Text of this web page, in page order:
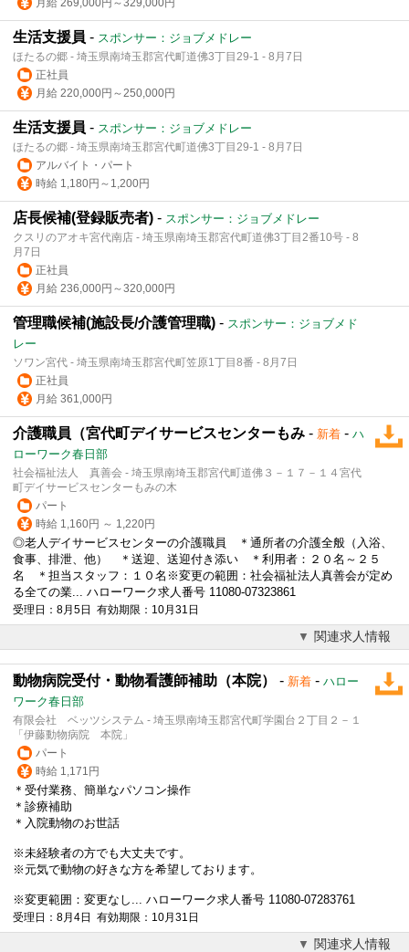
月給 269,000円～329,000円
生活支援員 - スポンサー：ジョブメドレー
ほたるの郷 - 埼玉県南埼玉郡宮代町道佛3丁目29-1 - 8月7日
正社員
月給 220,000円～250,000円
生活支援員 - スポンサー：ジョブメドレー
ほたるの郷 - 埼玉県南埼玉郡宮代町道佛3丁目29-1 - 8月7日
アルバイト・パート
時給 1,180円～1,200円
店長候補(登録販売者) - スポンサー：ジョブメドレー
クスリのアオキ宮代南店 - 埼玉県南埼玉郡宮代町道佛3丁目2番10号 - 8
月7日
正社員
月給 236,000円～320,000円
管理職候補(施設長/介護管理職) - スポンサー：ジョブメド
レー
ソワン宮代 - 埼玉県南埼玉郡宮代町笠原1丁目8番 - 8月7日
正社員
月給 361,000円
介護職員（宮代町デイサービスセンターもみ - 新着 - ハ
ローワーク春日部
社会福祉法人 真善会 - 埼玉県南埼玉郡宮代町道佛３－１７－１４宮代
町デイサービスセンターもみの木
パート
時給 1,160円 ～ 1,220円
◎老人デイサービスセンターの介護職員 ＊通所者の介護全般（入浴、
食事、排泄、他） ＊送迎、送迎付き添い ＊利用者：２０名～２５
名 ＊担当スタッフ：１０名※変更の範囲：社会福祉法人真善会が定め
る全ての業... ハローワーク求人番号 11080-07323861
受理日：8月5日 有効期限：10月31日
関連求人情報
動物病院受付・動物看護師補助（本院） - 新着 - ハロー
ワーク春日部
有限会社 ベッツシステム - 埼玉県南埼玉郡宮代町学園台２丁目２－１
「伊藤動物病院 本院」
パート
時給 1,171円
＊受付業務、簡単なパソコン操作
＊診療補助
＊入院動物のお世話
※未経験者の方でも大丈夫です。
※元気で動物の好きな方を希望しております。
※変更範囲：変更なし... ハローワーク求人番号 11080-07283761
受理日：8月4日 有効期限：10月31日
関連求人情報